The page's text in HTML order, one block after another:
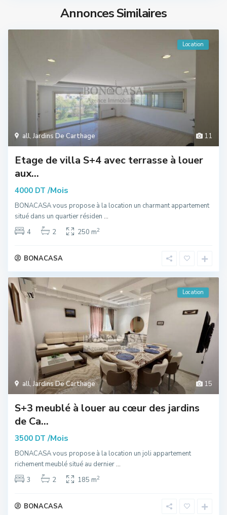
Annonces Similaires
11
all,Jardins De Carthage
Location
Etage de villa S+4 avec terrasse à louer
aux...
4000 DT /Mois
BONACASA vous propose à la location un charmant appartement
situé dans un quartier résiden ...
4
2 250 m2
BONACASA
15
all,Jardins De Carthage
Location
S+3 meublé à louer au cœur des jardins
de Ca...
3500 DT /Mois
BONACASA vous propose à la location un joli appartement
richement meublé situé au dernier...
3
2 185 m2
BONACASA